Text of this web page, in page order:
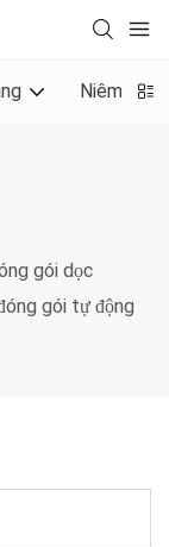
Niêm
gói dọc
gói tự động